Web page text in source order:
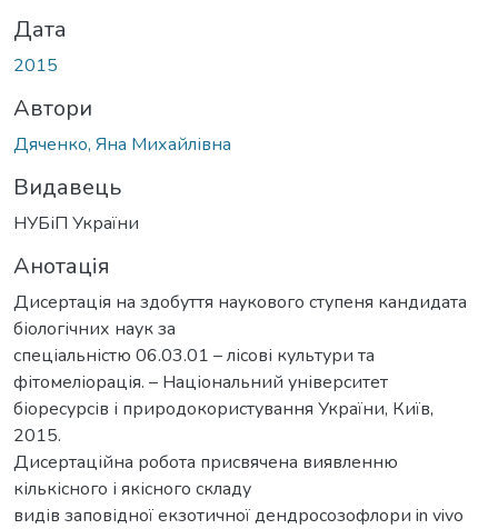
Дата
2015
Автори
Дяченко, Яна Михайлівна
Видавець
НУБіП України
Анотація
Дисертація на здобуття наукового ступеня кандидата
біологічних наук за
спеціальністю 06.03.01 – лісові культури та
фітомеліорація. – Національний університет
біоресурсів і природокористування України, Київ,
2015.
Дисертаційна робота присвячена виявленню
кількісного і якісного складу
видів заповідної екзотичної дендросозофлори in vivo